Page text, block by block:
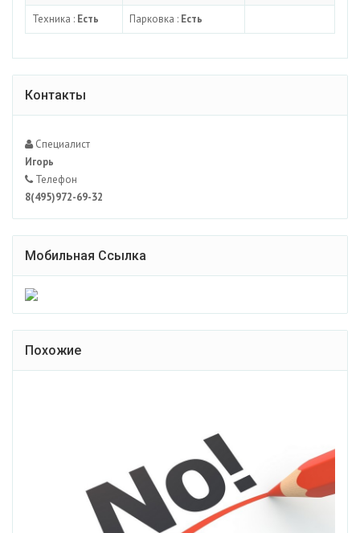
Техника : Есть Парковка : Есть
Контакты
Специалист
Игорь
Телефон
8(495)972-69-32
Мобильная Ссылка
Похожие